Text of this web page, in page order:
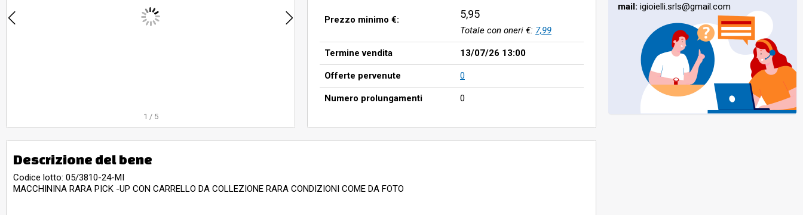
1 / 5
Prezzo minimo €: 5,95
Totale con oneri €: 7,99
Termine vendita 13/07/26 13:00
Offerte pervenute 0
Numero prolungamenti 0
Descrizione del bene
Codice lotto: 05/3810-24-MI
MACCHININA RARA PICK -UP CON CARRELLO DA COLLEZIONE RARA CONDIZIONI COME DA FOTO
mail: igioielli.srls@gmail.com